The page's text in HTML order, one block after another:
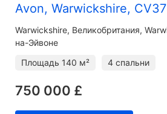
Avon, Warwickshire, CV37
Warwickshire Великобритания,
на-Эйвоне
Площадь 140 м² 4 спальни
750 000 £